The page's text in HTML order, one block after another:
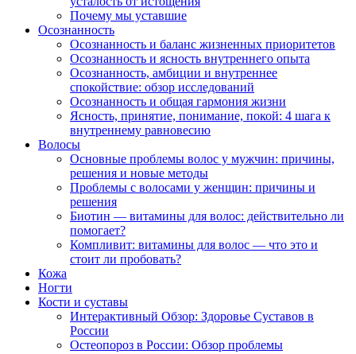
Почему мы уставшие
Осознанность
Осознанность и баланс жизненных приоритетов
Осознанность и ясность внутреннего опыта
Осознанность, амбиции и внутреннее
спокойствие: обзор исследований
Осознанность и общая гармония жизни
Ясность, принятие, понимание, покой: 4 шага к
внутреннему равновесию
Волосы
Основные проблемы волос у мужчин: причины,
решения и новые методы
Проблемы с волосами у женщин: причины и
решения
Биотин — витамины для волос: действительно ли
помогает?
Компливит: витамины для волос — что это и
стоит ли пробовать?
Кожа
Ногти
Кости и суставы
Интерактивный Обзор: Здоровье Суставов в
России
Остеопороз в России: Обзор проблемы